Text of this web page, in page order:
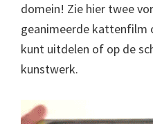
domein! Zie hier twee
geanimeerde kattenfilm
kunt uitdelen of op de
kunstwerk.